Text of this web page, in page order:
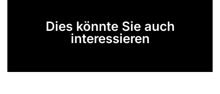
Dies könnte Sie auch
interessieren